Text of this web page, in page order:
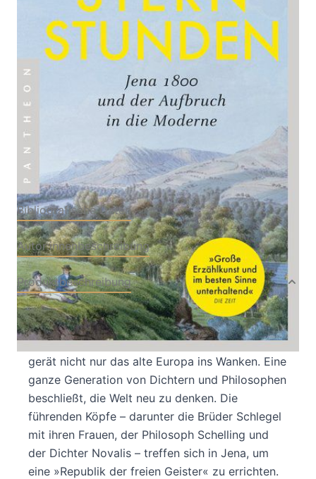
Jena 1800 und der Aufbruch in die Moderne
Peter Neumann
28.10.2019
256 Seiten
55419-7
Bibliografische Daten
Autor:innenbeschreibung
Produktbeschreibung
Die Geschichte eines philosophischen Aufbruchs
Mit den Ideen der Französischen Revolution
gerät nicht nur das alte Europa ins Wanken. Eine
ganze Generation von Dichtern und Philosophen
beschließt, die Welt neu zu denken. Die
führenden Köpfe – darunter die Brüder Schlegel
mit ihren Frauen, der Philosoph Schelling und
der Dichter Novalis – treffen sich in Jena, um
eine »Republik der freien Geister« zu errichten.